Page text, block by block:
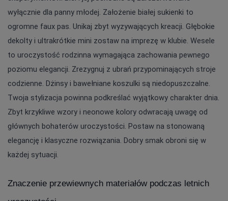
wyłącznie dla panny młodej. Założenie białej sukienki to
ogromne faux pas. Unikaj zbyt wyzywających kreacji. Głębokie
dekolty i ultrakrótkie mini zostaw na imprezę w klubie. Wesele
to uroczystość rodzinna wymagająca zachowania pewnego
poziomu elegancji. Zrezygnuj z ubrań przypominających stroje
codzienne. Dżinsy i bawełniane koszulki są niedopuszczalne.
Twoja stylizacja powinna podkreślać wyjątkowy charakter dnia.
Zbyt krzykliwe wzory i neonowe kolory odwracają uwagę od
głównych bohaterów uroczystości. Postaw na stonowaną
elegancję i klasyczne rozwiązania. Dobry smak obroni się w
każdej sytuacji.
Znaczenie przewiewnych materiałów podczas letnich